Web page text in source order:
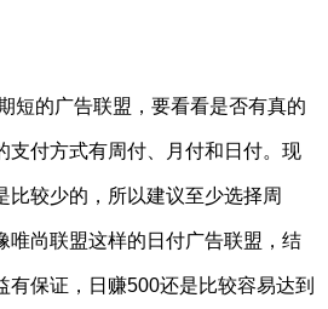
短的广告联盟，要看看是否有真的
支付方式有周付、月付和日付。现
比较少的，所以建议至少选择周
唯尚联盟这样的日付广告联盟，结
有保证，日赚500还是比较容易达到